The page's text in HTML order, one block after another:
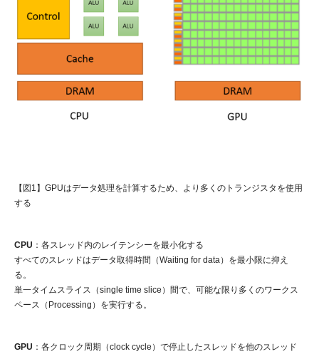
【図1】GPUはデータ処理を計算するため、より多くのトランジスタを使用
する
CPU ：各スレッド内のレイテンシーを最小化する
すべてのスレッドはデータ取得時間（Waiting for data）を最小限に抑え
る。
単一タイムスライス（single time slice）間で、可能な限り多くのワークス
ペース（Processing）を実行する。
GPU ：各クロック周期（clock cycle）で停止したスレッドを他のスレッド